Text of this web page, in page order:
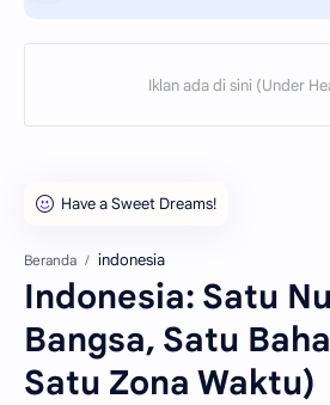
Beranda indonesia
Indonesia: Satu
Bangsa, Satu
Satu Zona Waktu)